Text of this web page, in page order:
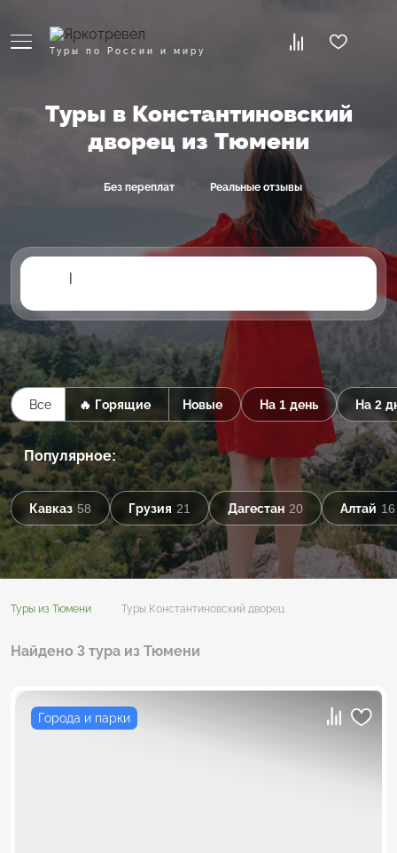
Туры по России и миру
Туры в Константиновский
дворец из Тюмени
Без переплат Реальные отзывы
|
Все 🔥 Горящие Новые На 1 день На 2
Популярное:
Кавказ 58 Грузия 21 Дагестан 20 Алтай 16
Туры из Тюмени Туры Константиновский дворец
Найдено 3 тура из Тюмени
Города и парки